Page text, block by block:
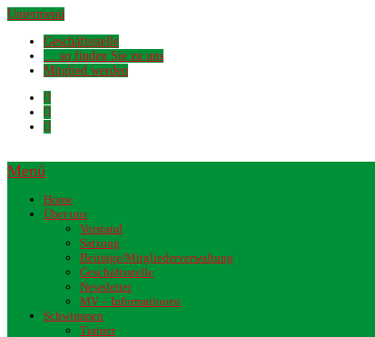
Untermenü
Geschäftsstelle
… so finden Sie zu uns
Mitglied werden
Menü
Home
Über uns
Vorstand
Satzung
Beiträge/Mitgliederverwaltung
Geschäftsstelle
Newsletter
MV – Informationen
Schwimmen
Trainer